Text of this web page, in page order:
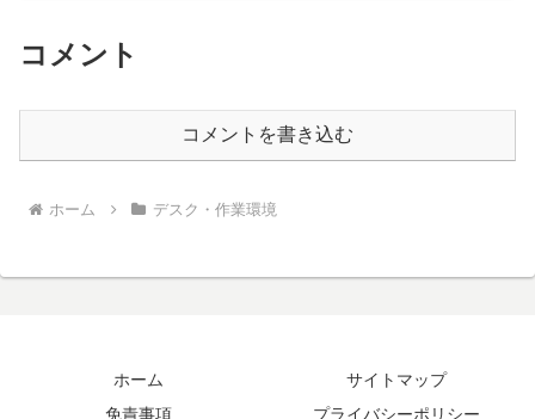
コメント
コメントを書き込む
ホーム デスク・作業環境
ホーム
サイトマップ
免責事項
プライバシーポリシー